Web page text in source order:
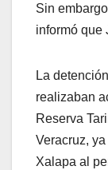
Sin
informó que
La
realizaban
Reserva
Veracruz,
Xalapa al